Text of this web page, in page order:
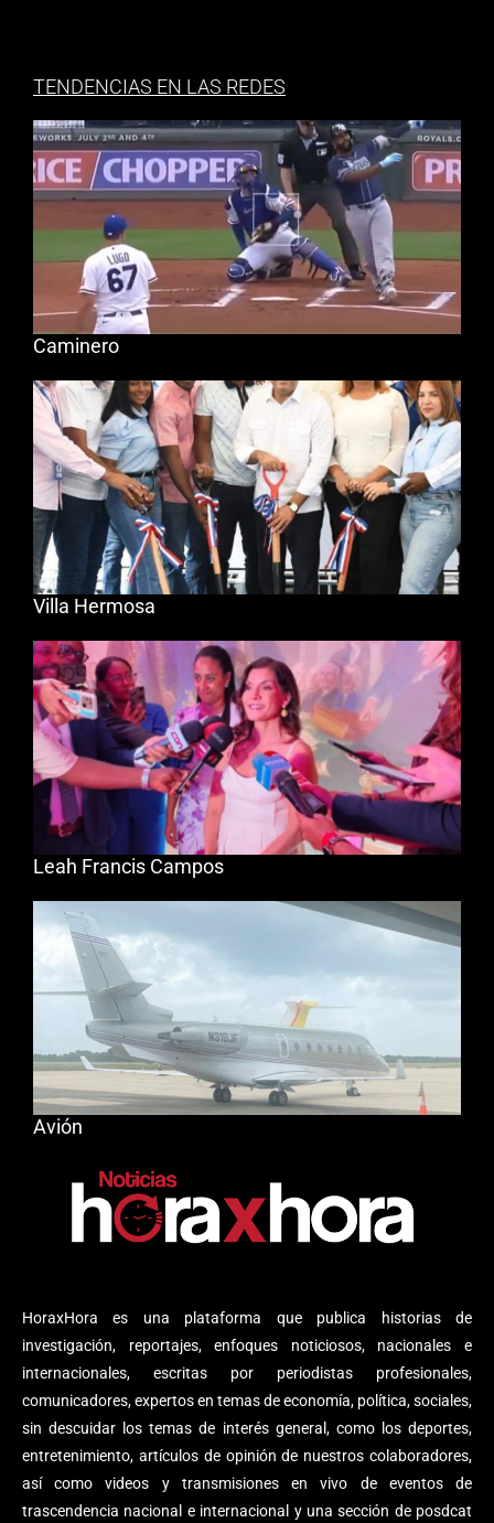
HoraxHora es una plataforma que publica historias de
investigación, reportajes, enfoques noticiosos, nacionales e
internacionales, escritas por periodistas profesionales,
comunicadores, expertos en temas de economía, política, sociales,
sin descuidar los temas de interés general, como los deportes,
entretenimiento, artículos de opinión de nuestros colaboradores,
así como videos y transmisiones en vivo de eventos de
trascendencia nacional e internacional y una sección de posdcat
TENDENCIAS EN LAS REDES
Caminero
Villa Hermosa
Leah Francis Campos
Avión